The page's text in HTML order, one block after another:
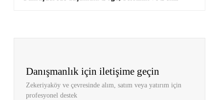
Danışmanlık için iletişime geçin
Zekeriyaköy ve çevresinde alım, satım veya yatırım için
profesyonel destek